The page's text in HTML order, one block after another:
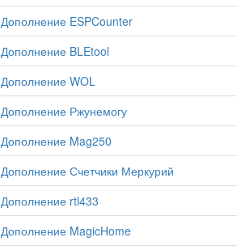
Дополнение ESPCounter
Дополнение BLEtool
Дополнение WOL
Дополнение Ржунемогу
Дополнение Mag250
Дополнение Счетчики Меркурий
Дополнение rtl433
Дополнение MagicHome